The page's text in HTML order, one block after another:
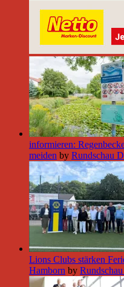
informieren:
meiden by Rundschau
Lions Clubs stärken
Hamborn by